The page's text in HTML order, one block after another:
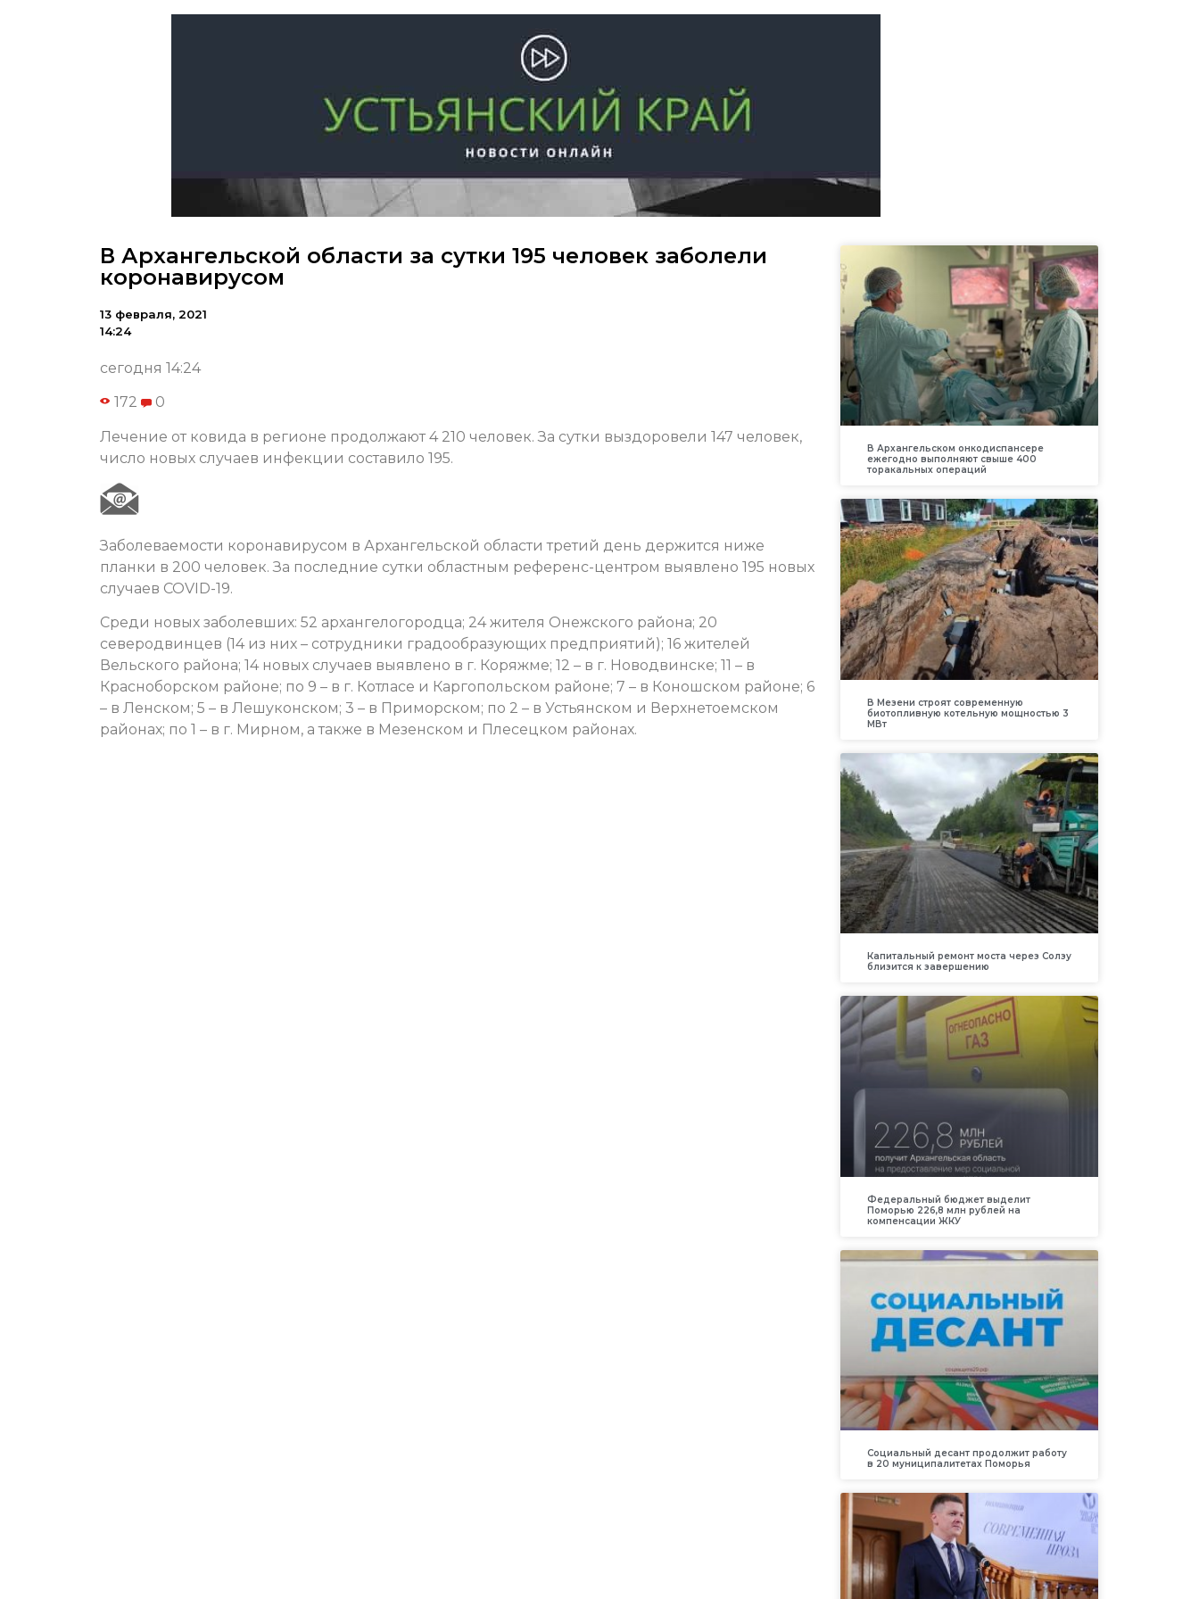
В Архангельской области за сутки 195 человек заболели
коронавирусом
13 февраля, 2021
14:24
сегодня 14:24
172 0
Лечение от ковида в регионе продолжают 4 210 человек. За сутки выздоровели 147 человек,
число новых случаев инфекции составило 195.
Заболеваемости коронавирусом в Архангельской области третий день держится ниже
планки в 200 человек. За последние сутки областным референс-центром выявлено 195 новых
случаев COVID-19.
Среди новых заболевших: 52 архангелогородца; 24 жителя Онежского района; 20
северодвинцев (14 из них – сотрудники градообразующих предприятий); 16 жителей
Вельского района; 14 новых случаев выявлено в г. Коряжме; 12 – в г. Новодвинске; 11 – в
Красноборском районе; по 9 – в г. Котласе и Каргопольском районе; 7 – в Коношском районе; 6
– в Ленском; 5 – в Лешуконском; 3 – в Приморском; по 2 – в Устьянском и Верхнетоемском
районах; по 1 – в г. Мирном, а также в Мезенском и Плесецком районах.
В Архангельском онкодиспансере
ежегодно выполняют свыше 400
торакальных операций
В Мезени строят современную
биотопливную котельную мощностью 3
МВт
Капитальный ремонт моста через Солзу
близится к завершению
Федеральный бюджет выделит
Поморью 226,8 млн рублей на
компенсации ЖКУ
Социальный десант продолжит работу
в 20 муниципалитетах Поморья